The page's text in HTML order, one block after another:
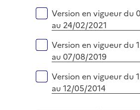
Version en vigueur du
au 24/02/2021
Version en vigueur du
au 07/08/2019
Version en vigueur du
au 12/05/2014